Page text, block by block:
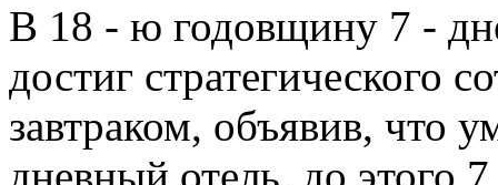
В 18 - ю годовщину 7 -
достиг стратегического
завтраком, объявив, что
дневный отель, до этого